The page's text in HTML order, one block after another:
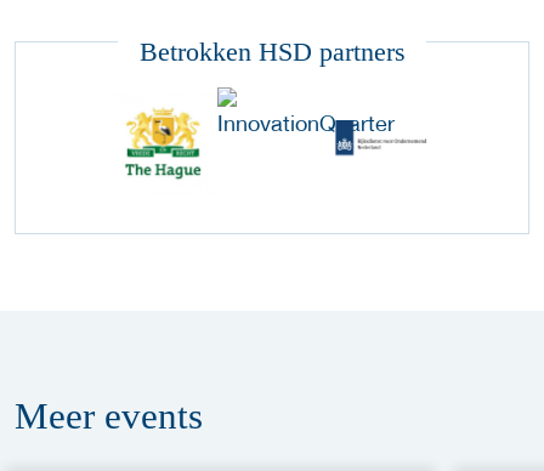
Betrokken HSD partners
Meer events